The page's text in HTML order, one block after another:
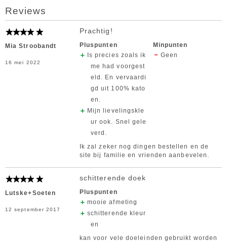
Reviews
Mia Stroobandt
16 mei 2022
Prachtig!
Pluspunten
Is precies zoals ik
me had voorgest
eld. En vervaardi
gd uit 100% kato
en.
Mijn lievelingskle
ur ook. Snel gele
verd.
Minpunten
Geen
Ik zal zeker nog dingen bestellen en de
site bij familie en vrienden aanbevelen.
Lutske+Soeten
12 september 2017
schitterende doek
Pluspunten
mooie afmeting
schitterende kleur
en
kan voor vele doeleinden gebruikt worden